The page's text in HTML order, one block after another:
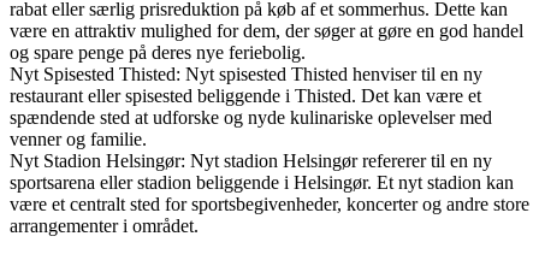
rabat eller særlig prisreduktion på køb af et sommerhus. Dette kan
være en attraktiv mulighed for dem, der søger at gøre en god handel
og spare penge på deres nye feriebolig.
Nyt Spisested Thisted: Nyt spisested Thisted henviser til en ny
restaurant eller spisested beliggende i Thisted. Det kan være et
spændende sted at udforske og nyde kulinariske oplevelser med
venner og familie.
Nyt Stadion Helsingør: Nyt stadion Helsingør refererer til en ny
sportsarena eller stadion beliggende i Helsingør. Et nyt stadion kan
være et centralt sted for sportsbegivenheder, koncerter og andre store
arrangementer i området.